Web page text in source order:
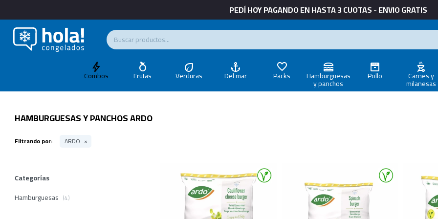
PEDÍ HOY PAGANDO EN HASTA 3 CUOTAS - ENVIO GRATIS
Combos Frutas Verduras Del mar Packs Hamburguesas
y panchos
Pollo Carnes y
milanesas
HAMBURGUESAS Y PANCHOS ARDO
Filtrando por: ARDO
Categorías
Hamburguesas (4)